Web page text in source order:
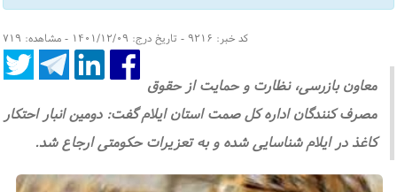
کد خبر: ۹۲۱۶ - تاریخ درج: ۱۴۰۱/۱۲/۰۹ - مشاهده: ۷۱۹
معاون بازرسی، نظارت و حمایت از حقوق
مصرف کنندگان اداره کل صمت استان ایلام گفت: دومین انبار احتکار
کاغذ در ایلام شناسایی شده و به تعزیرات حکومتی ارجاع شد.